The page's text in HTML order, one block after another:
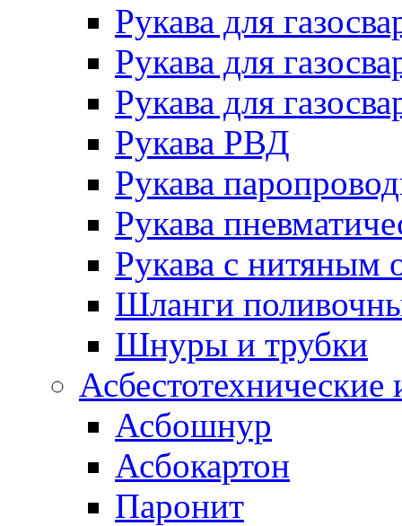
Рукава для
Рукава для
Рукава для
Рукава РВД
Рукава
Рукава
Рукава с нитяным
Шланги
Шнуры и трубки
Асбестотехнические
Асбошнур
Асбокартон
Паронит